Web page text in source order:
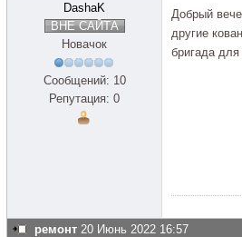
DashaK
ВНЕ САЙТА
Новачок
Сообщений: 10
Репутация: 0
Добрый
другие
бригада
ремонт 20 Июнь 2022 16:57